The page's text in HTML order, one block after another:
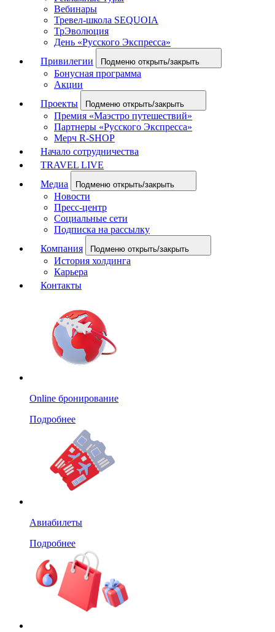
Вебинары
Тревел-школа SEQUOIA
ТрЭволюция
День «Русского Экспресса»
Привилегии
Подменю открыть/закрыть
Бонусная программа
Акции
Проекты
Подменю открыть/закрыть
Премия «Маэстро путешествий»
Партнеры «Русского Экспресса»
Мерч R-SHOP
Начало сотрудничества
TRAVEL LIVE
Медиа
Подменю открыть/закрыть
Новости
Пресс-центр
Социальные сети
Подписка на рассылку
Компания
Подменю открыть/закрыть
История холдинга
Карьера
Контакты
Online бронирование
Подробнее
Авиабилеты
Подробнее